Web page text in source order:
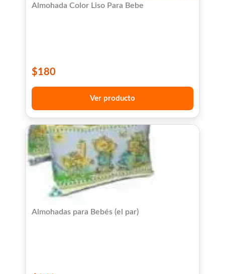
Almohada Color Liso Para Bebe
$180
Ver producto
Almohadas para Bebés (el par)